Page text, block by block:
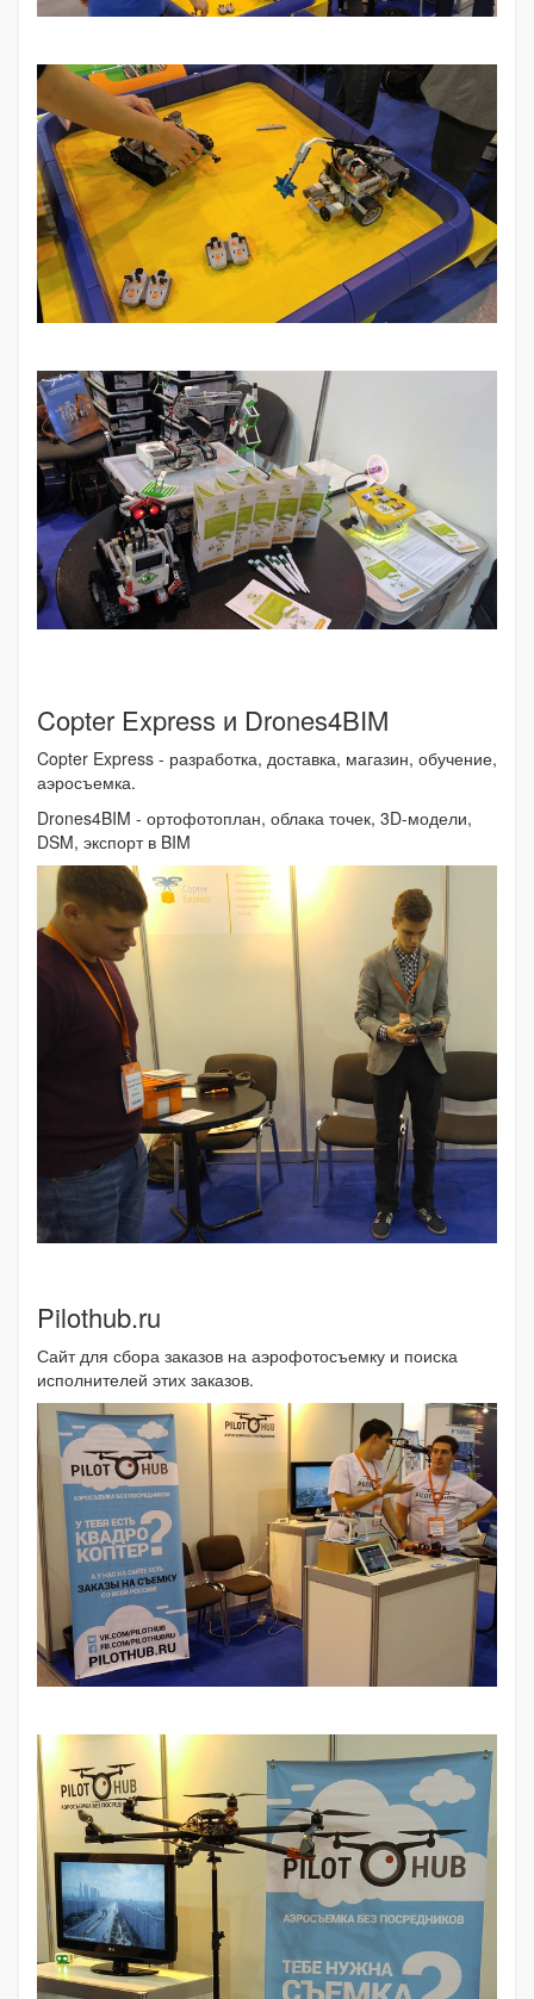
Copter Express и Drones4BIM
Copter Express - разработка, доставка, магазин, обучение,
аэросъемка.
Drones4BIM - ортофотоплан, облака точек, 3D-модели,
DSM, экспорт в BIM
Pilothub.ru
Сайт для сбора заказов на аэрофотосъемку и поиска
исполнителей этих заказов.